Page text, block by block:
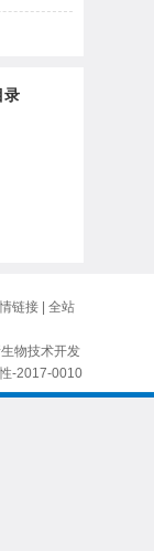
录
链接
全站
物技术开发
-2017-0010